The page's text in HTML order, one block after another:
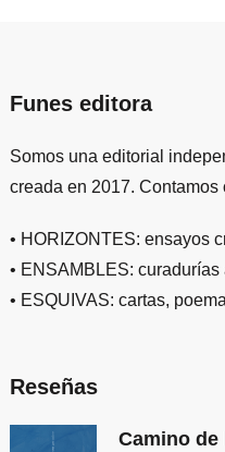
Funes editora
Somos una editorial
creada en 2017. Contamos
• HORIZONTES: ensayos
• ENSAMBLES:
• ESQUIVAS: cartas,
Reseñas
Camino de